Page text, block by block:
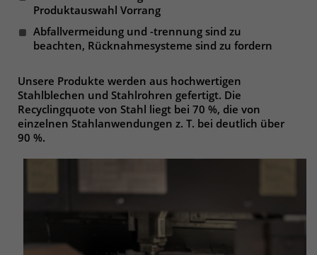
Produktauswahl Vorrang
Abfallvermeidung und -trennung sind zu
beachten, Rücknahmesysteme sind zu fordern
Unsere Produkte werden aus hochwertigen
Stahlblechen und Stahlrohren gefertigt. Die
Recyclingquote von Stahl liegt bei 70 %, die von
einzelnen Stahlanwendungen z. T. bei deutlich über
90 %.